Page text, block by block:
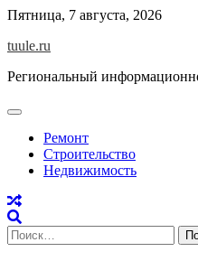
Skip
content
Пятница, 7 августа, 2026
tuule.ru
Региональный
Ремонт
Строительство
Недвижимость
Найти: